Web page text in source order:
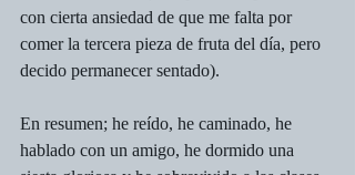
con cierta ansiedad de que me falta por
comer la tercera pieza de fruta del día, pero
decido permanecer sentado).
En resumen; he reído, he caminado, he
hablado con un amigo, he dormido una